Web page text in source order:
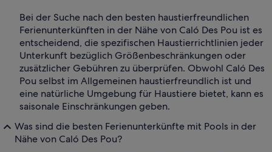
Bei der Suche nach den besten haustierfreundlichen
Ferienunterkünften in der Nähe von Caló Des Pou ist es
entscheidend, die spezifischen Haustierrichtlinien jeder
Unterkunft bezüglich Größenbeschränkungen oder
zusätzlicher Gebühren zu überprüfen. Obwohl Caló Des
Pou selbst im Allgemeinen haustierfreundlich ist und
eine natürliche Umgebung für Haustiere bietet, kann es
saisonale Einschränkungen geben.
Was sind die besten Ferienunterkünfte mit Pools in der
Nähe von Caló Des Pou?